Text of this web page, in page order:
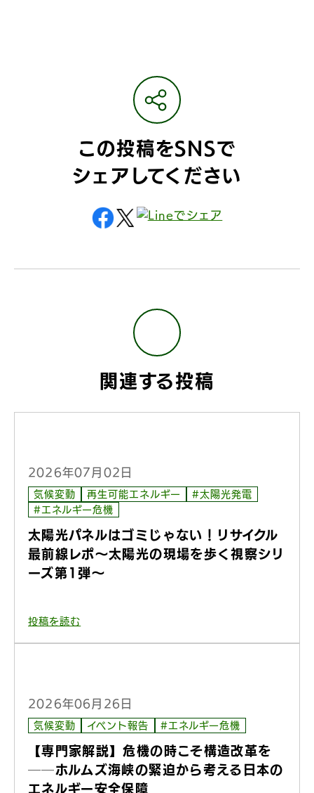
この投稿をSNSで
シェアしてください
関連する投稿
2026年07月02日
気候変動 再生可能エネルギー
#太陽光発電
#エネルギー危機
太陽光パネルはゴミじゃない！リサイクル
最前線レポ〜太陽光の現場を歩く視察シリ
ーズ第1弾〜
投稿を読む
2026年06月26日
気候変動 イベント報告 #エネルギー危機
【専門家解説】危機の時こそ構造改革を
──ホルムズ海峡の緊迫から考える日本の
エネルギー安全保障